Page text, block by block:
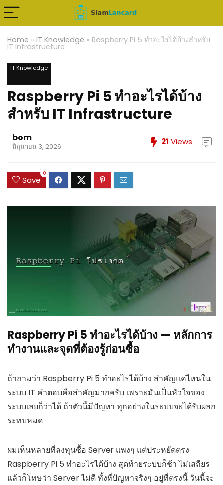
Home » IT Knowledge » Raspberry Pi 5 ทำอะไรได้บ้างสำหรับ
IT Infrastructure
IT Knowledge
Raspberry Pi 5 ทำอะไรได้บ้าง
สำหรับ IT Infrastructure
bom
มิถุนายน 3, 2026 21 Views
Save
0
Raspberry Pi 5 ทำอะไรได้บ้าง — หลักการ
ทำงานและจุดที่ต้องรู้ก่อนซื้อ
ถ้าถามว่า Raspberry Pi 5 ทำอะไรได้บ้าง สำคัญแค่ไหนใน
ระบบ IT คำตอบคือสำคัญมากครับ เพราะมันเป็นหัวใจของ
ระบบเลยก็ว่าได้ ถ้าตัวนี้มีปัญหา ทุกอย่างในระบบจะได้รับผลก
ระทบหมด
ผมเห็นหลายที่ลงทุนซื้อ Server แพงๆ แต่ประหยัดตรง
Raspberry Pi 5 ทำอะไรได้บ้าง สุดท้ายระบบก็ช้า ไม่เสถียร
แล้วก็โทษว่า Server ไม่ดี ทั้งที่ปัญหาจริงๆ อยู่ที่ตรงนี้ วันนี้จะ